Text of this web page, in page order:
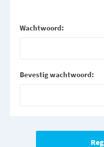
Wachtwoord:
Bevestig wachtwoord: